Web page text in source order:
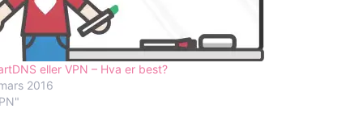
eller VPN – Hva er best?
2016